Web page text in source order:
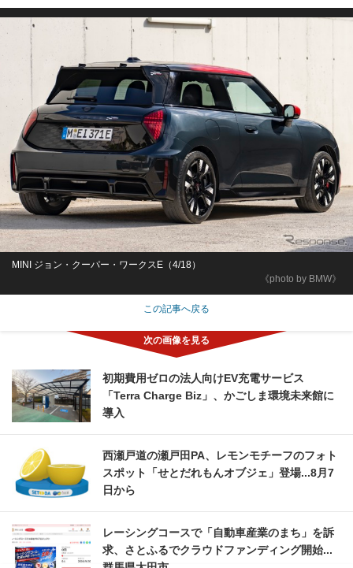
《photo by BMW》
MINI ジョン・クーパー・ワークスE（4/18）
この記事へ戻る
初期費用ゼロの法人向けEV充電サービス
「Terra Charge Biz」、かごしま環境未来館に
導入
西瀬戸道の瀬戸田PA、レモンモチーフのフォト
スポット「せとだれもんオブジェ」登場...8月7
日から
レーシングコースで「自動車産業のまち」を訴
求、さとふるでクラウドファンディング開始...